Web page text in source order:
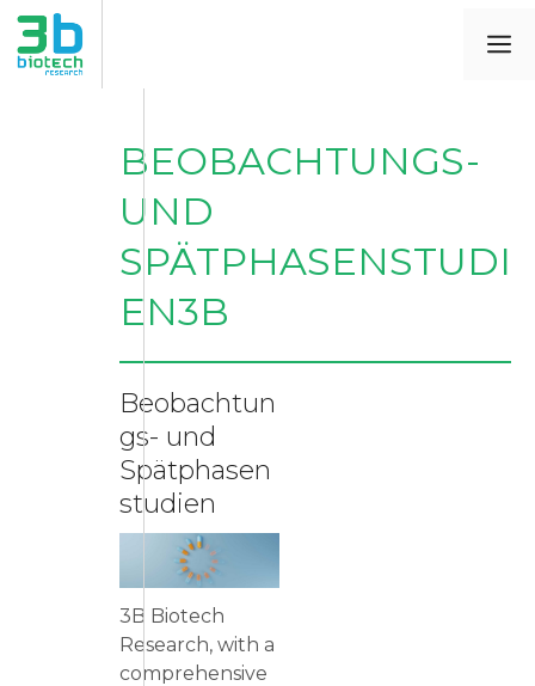
BEOBACHTUNGS-
UND
SPÄTPHASENSTUDI
EN3B
Beobachtun
gs- und
Spätphasen
studien
3B Biotech
Research, with a
comprehensive